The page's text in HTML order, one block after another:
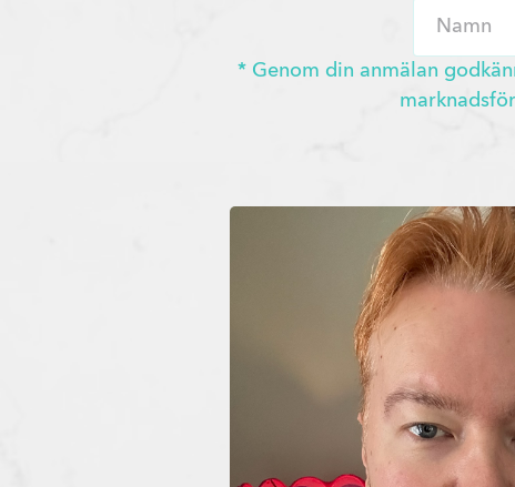
* Genom din anmälan